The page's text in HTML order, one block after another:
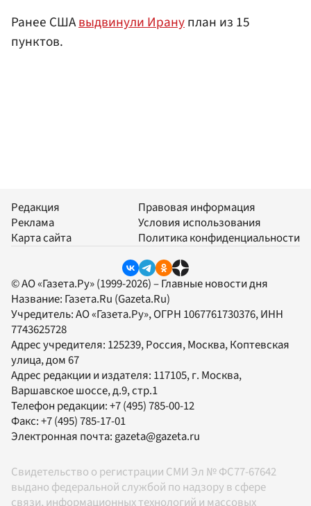
Ранее СШАвыдвинули Ирануплан из 15
пунктов.
Редакция
Реклама
Карта сайта
Правовая информация
Условия использования
Политика конфиденциальности
© АО «Газета.Ру» (1999-2026) – Главные новости дня
Название: Газета.Ru (Gazeta.Ru)
Учредитель:АО «Газета.Ру», ОГРН 1067761730376, ИНН
7743625728
Адрес учредителя: 125239, Россия, Москва, Коптевская
улица, дом 67
Адрес редакции и издателя: 117105, г. Москва,
Варшавское шоссе, д.9, стр.1
Телефон редакции:+7 (495) 785-00-12
Факс:+7 (495) 785-17-01
Электронная почта:gazeta@gazeta.ru
Свидетельство о регистрации СМИ Эл № ФС77-67642
выдано федеральной службой по надзору в сфере
связи, информационных технологий и массовых